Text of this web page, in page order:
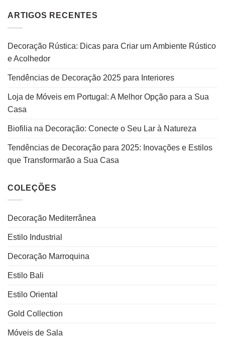
ARTIGOS RECENTES
Decoração Rústica: Dicas para Criar um Ambiente Rústico
e Acolhedor
Tendências de Decoração 2025 para Interiores
Loja de Móveis em Portugal: A Melhor Opção para a Sua
Casa
Biofilia na Decoração: Conecte o Seu Lar à Natureza
Tendências de Decoração para 2025: Inovações e Estilos
que Transformarão a Sua Casa
COLEÇÕES
Decoração Mediterrânea
Estilo Industrial
Decoração Marroquina
Estilo Bali
Estilo Oriental
Gold Collection
Móveis de Sala